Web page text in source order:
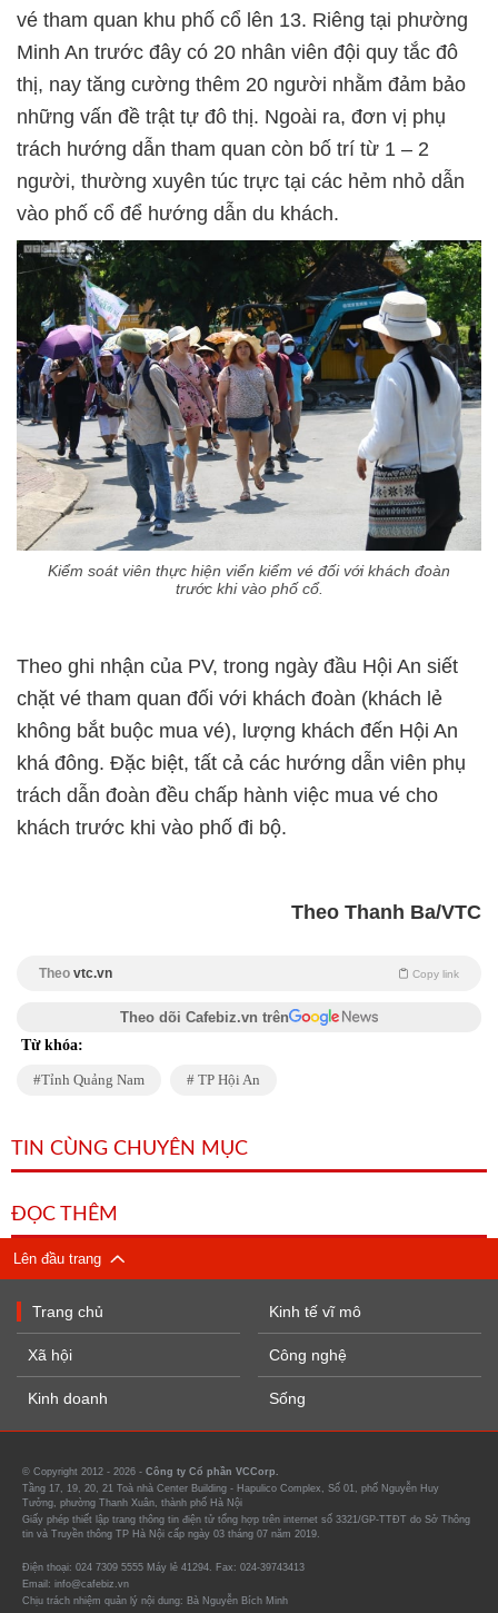
vé tham quan khu phố cổ lên 13. Riêng tại phường
Minh An trước đây có 20 nhân viên đội quy tắc đô
thị, nay tăng cường thêm 20 người nhằm đảm bảo
những vấn đề trật tự đô thị. Ngoài ra, đơn vị phụ
trách hướng dẫn tham quan còn bố trí từ 1 – 2
người, thường xuyên túc trực tại các hẻm nhỏ dẫn
vào phố cổ để hướng dẫn du khách.
Kiểm soát viên thực hiện viển kiểm vé đối với khách đoàn
trước khi vào phố cổ.
Theo ghi nhận của PV, trong ngày đầu Hội An siết
chặt vé tham quan đối với khách đoàn (khách lẻ
không bắt buộc mua vé), lượng khách đến Hội An
khá đông. Đặc biệt, tất cả các hướng dẫn viên phụ
trách dẫn đoàn đều chấp hành việc mua vé cho
khách trước khi vào phố đi bộ.
Theo Thanh Ba/VTC
Theo vtc.vn Copy link
Theo dõi Cafebiz.vn trên
Từ khóa:
Tỉnh Quảng Nam TP Hội An
TIN CÙNG CHUYÊN MỤC
ĐỌC THÊM
Lên đầu trang
Trang chủ
Xã hội
Kinh doanh
Kinh tế vĩ mô
Công nghệ
Sống
© Copyright 2012 - 2026 - Công ty Cổ phần VCCorp.
Tầng 17, 19, 20, 21 Toà nhà Center Building - Hapulico Complex, Số 01, phố Nguyễn Huy
Tưởng, phường Thanh Xuân, thành phố Hà Nội
Giấy phép thiết lập trang thông tin điện tử tổng hợp trên internet số 3321/GP-TTĐT do Sở Thông
tin và Truyền thông TP Hà Nội cấp ngày 03 tháng 07 năm 2019.
Điện thoại: 024 7309 5555 Máy lẻ 41294. Fax: 024-39743413
Email: info@cafebiz.vn
Chịu trách nhiệm quản lý nội dung: Bà Nguyễn Bích Minh